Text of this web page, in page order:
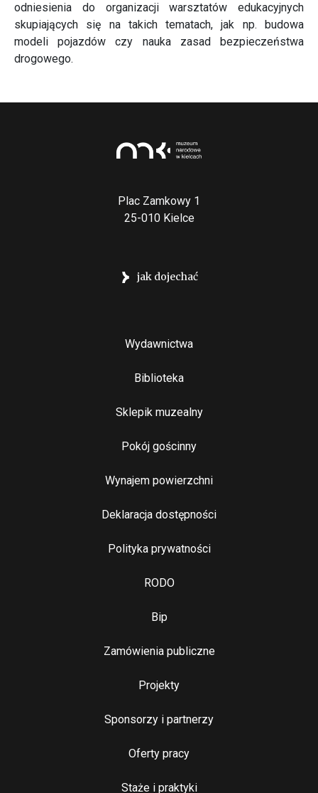
odniesienia do organizacji warsztatów edukacyjnych
skupiających się na takich tematach, jak np. budowa
modeli pojazdów czy nauka zasad bezpieczeństwa
drogowego.
Plac Zamkowy 1
25-010 Kielce
jak dojechać
Wydawnictwa
Biblioteka
Sklepik muzealny
Pokój gościnny
Wynajem powierzchni
Stopka 2
Deklaracja dostępności
Polityka prywatności
RODO
Bip
Zamówienia publiczne
Najważniejsze linki
Projekty
Sponsorzy i partnerzy
Oferty pracy
Staże i praktyki